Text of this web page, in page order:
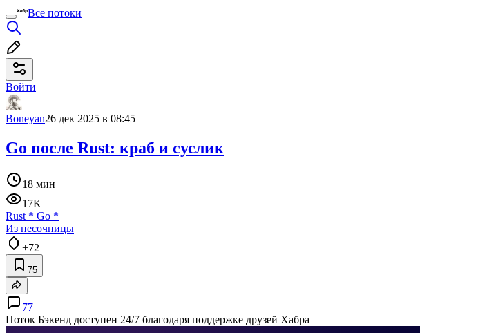
Все потоки
Войти
Boneyan26 дек 2025 в 08:45
Go после Rust: краб и суслик
18 мин
17K
Rust * Go *
Из песочницы
+72
75
77
Поток Бэкенд доступен 24/7 благодаря поддержке друзей Хабра